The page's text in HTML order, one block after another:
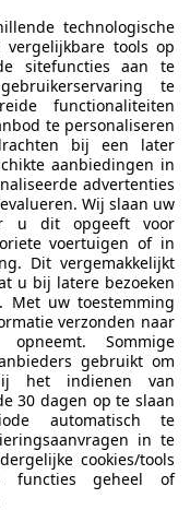
/ SoH 93,7% /
technologische
vergelijkbare tools op
sitefuncties aan te
te
functionaliteiten
te personaliseren
bij een later
aanbiedingen in
advertenties
Wij slaan uw
u dit opgeeft voor
voertuigen of in
Dit vergemakkelijkt
u bij latere bezoeken
Met uw toestemming
verzonden naar
Sommige
gebruikt om
het indienen van
30 dagen op te slaan
automatisch te
in te
cookies/tools
functies geheel of